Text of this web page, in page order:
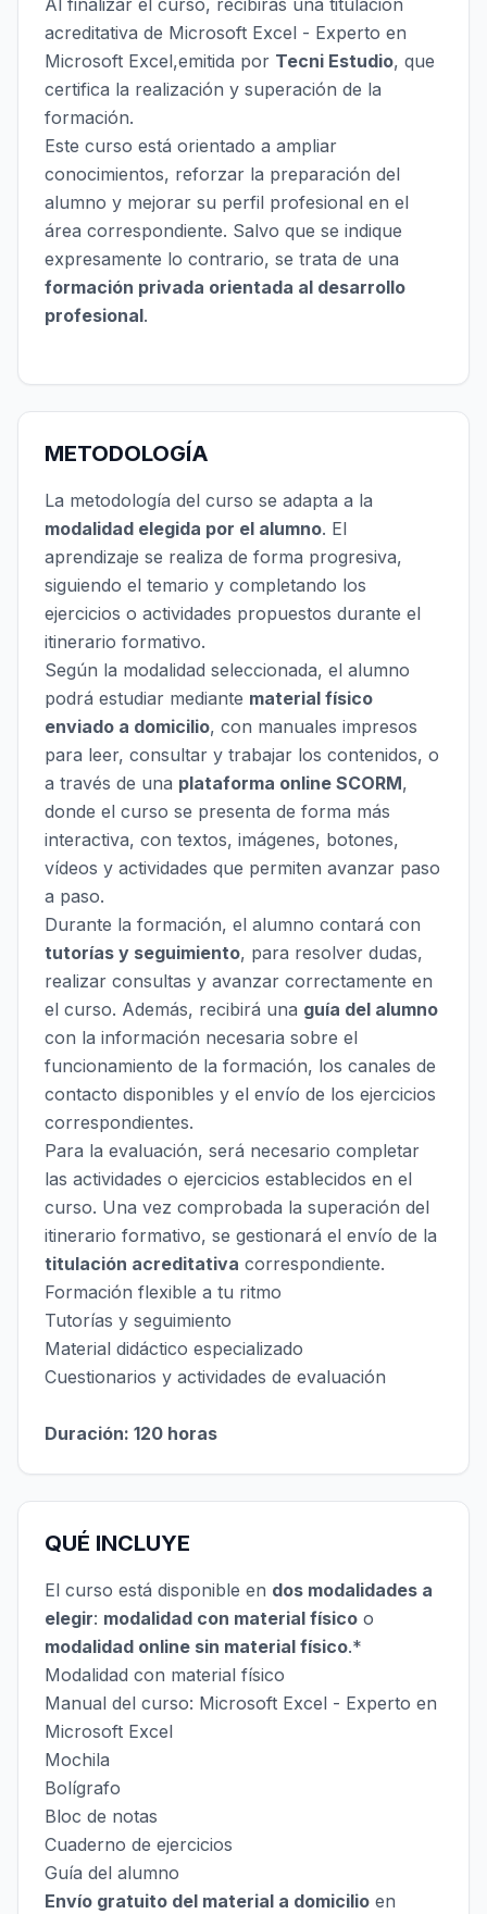
Al finalizar el curso, recibirás una titulación
acreditativa de Microsoft Excel - Experto en
Microsoft Excel,emitida por Tecni Estudio, que
certifica la realización y superación de la
formación.
Este curso está orientado a ampliar
conocimientos, reforzar la preparación del
alumno y mejorar su perfil profesional en el
área correspondiente. Salvo que se indique
expresamente lo contrario, se trata de una
formación privada orientada al desarrollo
profesional.
METODOLOGÍA
La metodología del curso se adapta a la
modalidad elegida por el alumno. El
aprendizaje se realiza de forma progresiva,
siguiendo el temario y completando los
ejercicios o actividades propuestos durante el
itinerario formativo.
Según la modalidad seleccionada, el alumno
podrá estudiar mediante material físico
enviado a domicilio, con manuales impresos
para leer, consultar y trabajar los contenidos, o
a través de una plataforma online SCORM,
donde el curso se presenta de forma más
interactiva, con textos, imágenes, botones,
vídeos y actividades que permiten avanzar paso
a paso.
Durante la formación, el alumno contará con
tutorías y seguimiento, para resolver dudas,
realizar consultas y avanzar correctamente en
el curso. Además, recibirá una guía del alumno
con la información necesaria sobre el
funcionamiento de la formación, los canales de
contacto disponibles y el envío de los ejercicios
correspondientes.
Para la evaluación, será necesario completar
las actividades o ejercicios establecidos en el
curso. Una vez comprobada la superación del
itinerario formativo, se gestionará el envío de la
titulación acreditativa correspondiente.
Formación flexible a tu ritmo
Tutorías y seguimiento
Material didáctico especializado
Cuestionarios y actividades de evaluación
Duración: 120 horas
QUÉ INCLUYE
El curso está disponible en dos modalidades a
elegir: modalidad con material físico o
modalidad online sin material físico.*
Modalidad con material físico
Manual del curso: Microsoft Excel - Experto en
Microsoft Excel
Mochila
Bolígrafo
Bloc de notas
Cuaderno de ejercicios
Guía del alumno
Envío gratuito del material a domicilio en